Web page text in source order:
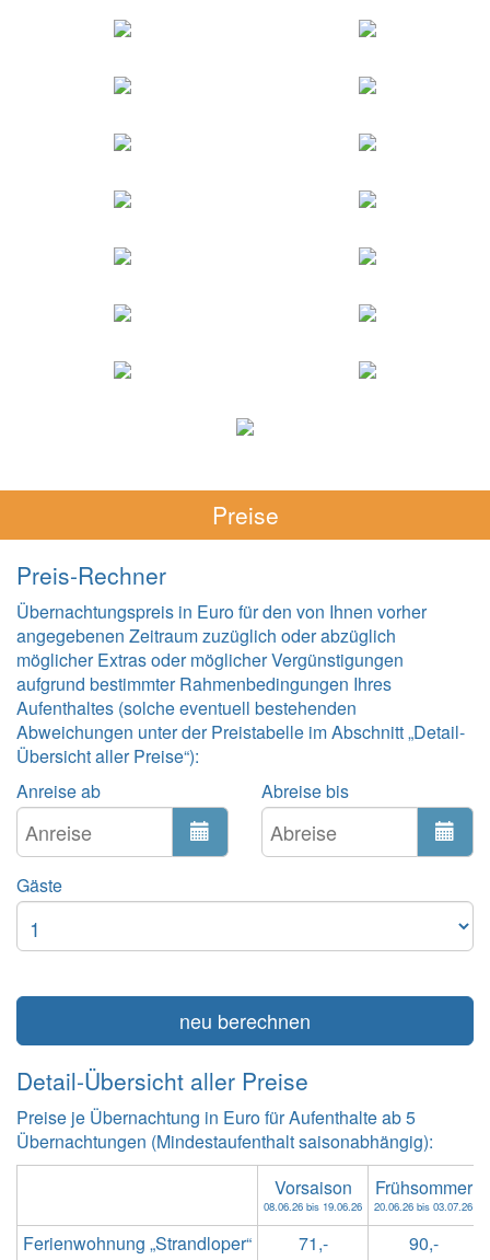
Preise
Preis-Rechner
Übernachtungspreis in Euro für den von Ihnen vorher
angegebenen Zeitraum zuzüglich oder abzüglich
möglicher Extras oder möglicher Vergünstigungen
aufgrund bestimmter Rahmenbedingungen Ihres
Aufenthaltes (solche eventuell bestehenden
Abweichungen unter der Preistabelle im Abschnitt „Detail-
Übersicht aller Preise“):
Anreise ab
Abreise bis
Gäste
neu berechnen
Detail-Übersicht aller Preise
Preise je Übernachtung in Euro für Aufenthalte ab 5
Übernachtungen (Mindestaufenthalt saisonabhängig):
Ferienwohnung „Strandloper“
Vorsaison
08.06.26 bis 19.06.26
Frühsommer
20.06.26 bis 03.07.26
71,-
90,-